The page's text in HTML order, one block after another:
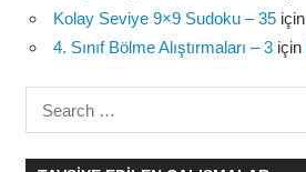
Kolay Seviye 9×9 Sudoku – 35 için
4. Sınıf Bölme Alıştırmaları – 3 için
for: